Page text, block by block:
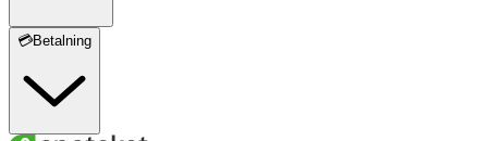
💳Betalning